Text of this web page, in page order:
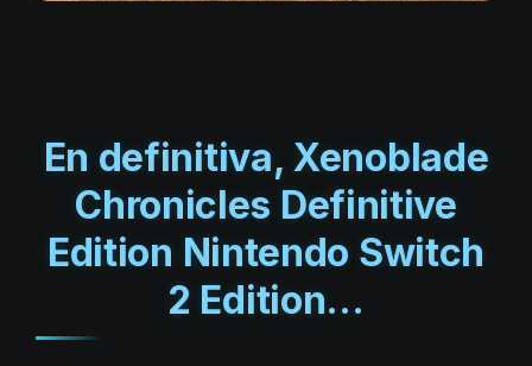
En definitiva, Xenoblade
Chronicles Definitive
Edition Nintendo Switch
2 Edition…